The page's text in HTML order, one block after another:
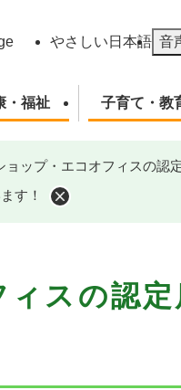
やさしい日本語 音
・福祉 子育て・教
ョップ・エコオフィスの認
す！
スの認定